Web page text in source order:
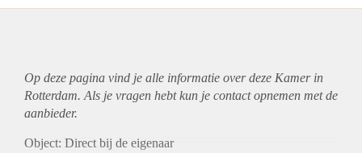
Op deze pagina vind je alle informatie over deze Kamer in
Rotterdam. Als je vragen hebt kun je contact opnemen met de
aanbieder.
Object: Direct bij de eigenaar